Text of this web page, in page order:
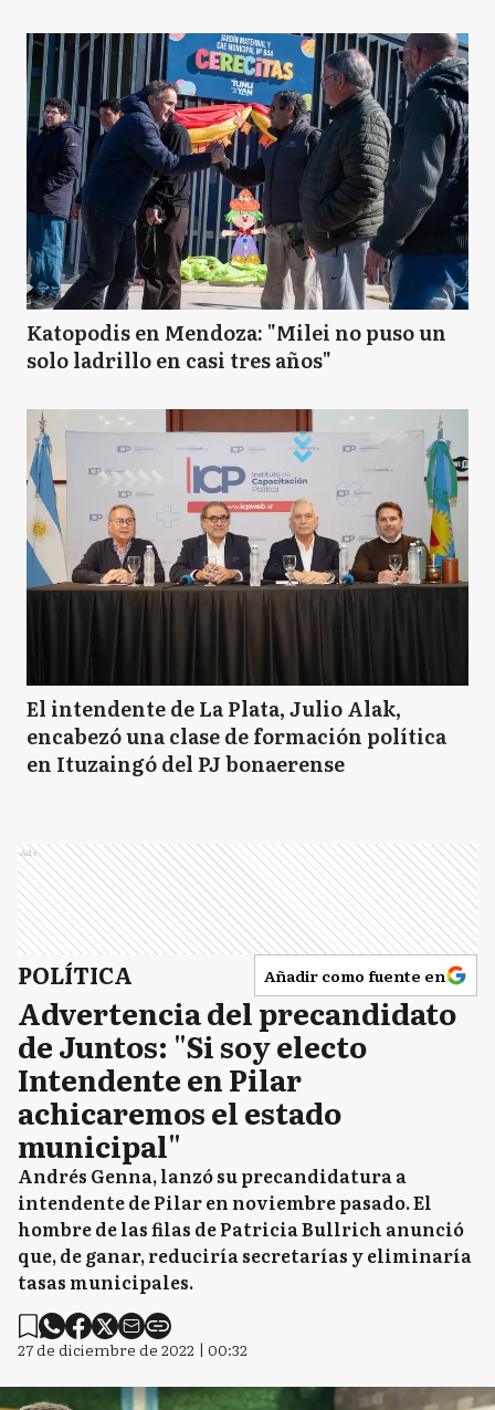
Katopodis en Mendoza: "Milei no puso un
solo ladrillo en casi tres años"
El intendente de La Plata, Julio Alak,
encabezó una clase de formación política
en Ituzaingó del PJ bonaerense
Ads
POLÍTICA Añadir como fuente en
Advertencia del precandidato
de Juntos: "Si soy electo
Intendente en Pilar
achicaremos el estado
municipal"
Andrés Genna, lanzó su precandidatura a
intendente de Pilar en noviembre pasado. El
hombre de las filas de Patricia Bullrich anunció
que, de ganar, reduciría secretarías y eliminaría
tasas municipales.
27 de diciembre de 2022 | 00:32